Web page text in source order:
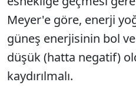
Meyer'e göre, enerji
güneş enerjisinin bol
düşük (hatta negatif)
kaydırılmalı.